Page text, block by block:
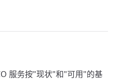
服务按"现状"和"可用"的基